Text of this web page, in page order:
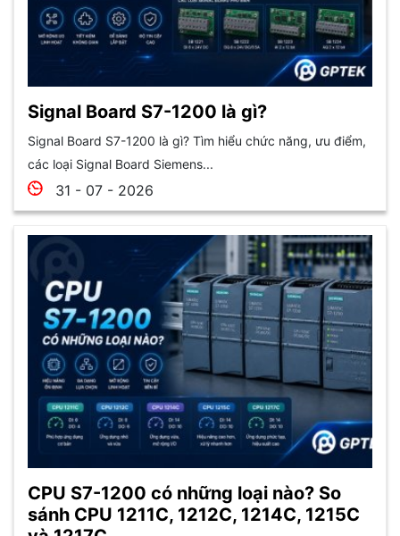
Signal Board S7-1200 là gì?
Signal Board S7-1200 là gì? Tìm hiểu chức năng, ưu điểm,
các loại Signal Board Siemens...
31 - 07 - 2026
CPU S7-1200 có những loại nào? So
sánh CPU 1211C, 1212C, 1214C, 1215C